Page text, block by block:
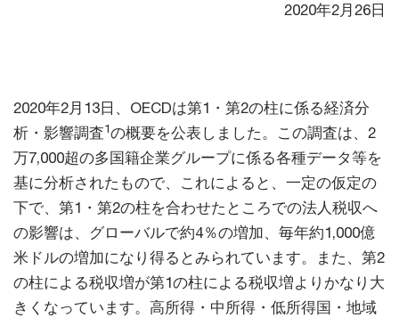
2020年2月26日
2020年2月13日、OECDは第1・第2の柱に係る経済分
析・影響調査1の概要を公表しました。この調査は、2
万7,000超の多国籍企業グループに係る各種データ等を
基に分析されたもので、これによると、一定の仮定の
下で、第1・第2の柱を合わせたところでの法人税収へ
の影響は、グローバルで約4％の増加、毎年約1,000億
米ドルの増加になり得るとみられています。また、第2
の柱による税収増が第1の柱による税収増よりかなり大
きくなっています。高所得・中所得・低所得国・地域